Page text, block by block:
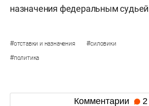
назначения федеральным
#отставки и назначения #силовики
#политика
Комментарии 2